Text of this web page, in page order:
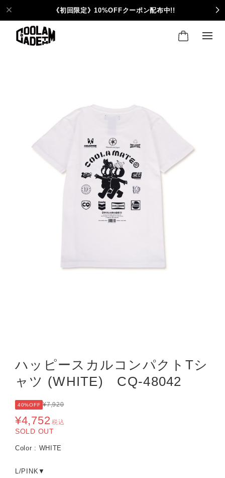
《初回限定》10%OFFクーポン配布中!!
ハッピースカルコンパクトTシ
ャツ (WHITE) CQ-48042
40%OFF ¥7,920
¥4,752 税込
SOLD OUT
Color : WHITE
L/PINK▼